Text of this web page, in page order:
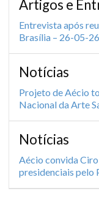
Artigos e
Entrevista após
Brasília – 26-05-26
Notícias
Projeto de Aécio
Nacional da Arte
Notícias
Aécio convida
presidenciais pelo